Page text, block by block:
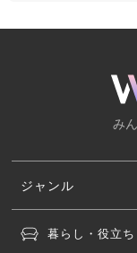
み
ジャンル
暮らし・役立ち